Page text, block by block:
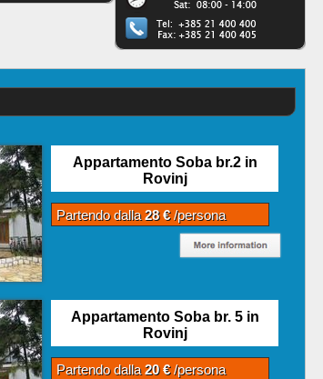
Appartamento Soba br.2 in
Rovinj
Partendo dalla28 €/persona
Appartamento Soba br. 5 in
Rovinj
Partendo dalla20 €/persona